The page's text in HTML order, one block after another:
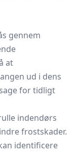
gennem
at
ud i dens
for tidligt
indendørs
frostskader.
identificere